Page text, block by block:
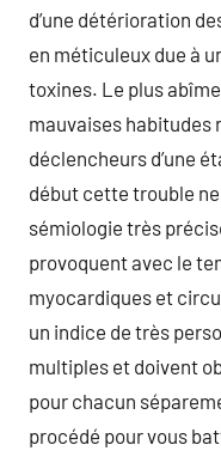
d’une détérioration
en méticuleux due à
toxines. Le plus
mauvaises habitudes
déclencheurs d’une
début cette trouble
sémiologie très
provoquent avec le
myocardiques et
un indice de très
multiples et doivent
pour chacun
procédé pour vous